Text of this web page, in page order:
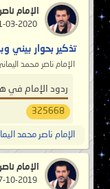
الإمام
تذكير بحوار بيني
الإمام ناصر محمد اليماني 07 - شعبان - 1441 هـ 31 - 03 - 2020 مـ 09:19 صباحاً ( بحسب التقويم الرسمي لأمّ القرى ) ___________
ردود الإمام في
325668
الإمام ناصر محمد
الإمام